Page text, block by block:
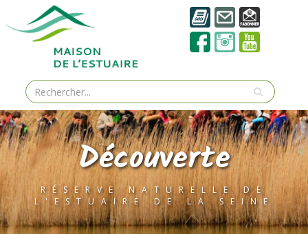
Découverte
RÉSERVE NATURELLE DE
L'ESTUAIRE DE LA SEINE